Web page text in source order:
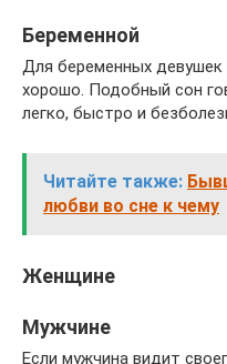
Беременной
Для беременных
хорошо. Подобный сон
легко, быстро и
Читайте также:
любви во сне к чему
Женщине
Мужчине
Если мужчина видит